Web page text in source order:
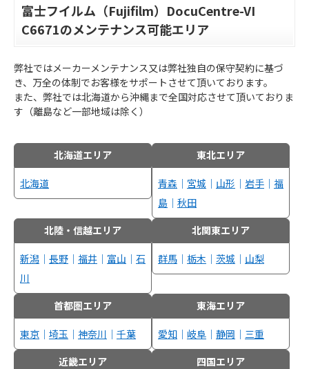
富士フイルム（Fujifilm）DocuCentre-VI
C6671のメンテナンス可能エリア
弊社ではメーカーメンテナンス又は弊社独自の保守契約に基づ
き、万全の体制でお客様をサポートさせて頂いております。
また、弊社では北海道から沖縄まで全国対応させて頂いておりま
す（離島など一部地域は除く）
北海道エリア
北海道
東北エリア
青森 ｜ 宮城 ｜ 山形 ｜ 岩手 ｜ 福
島 ｜ 秋田
北陸・信越エリア
新潟 ｜ 長野 ｜ 福井 ｜ 富山 ｜ 石
川
北関東エリア
群馬 ｜ 栃木 ｜ 茨城 ｜ 山梨
首都圏エリア
東京 ｜ 埼玉 ｜ 神奈川 ｜ 千葉
東海エリア
愛知 ｜ 岐阜 ｜ 静岡 ｜ 三重
近畿エリア
四国エリア